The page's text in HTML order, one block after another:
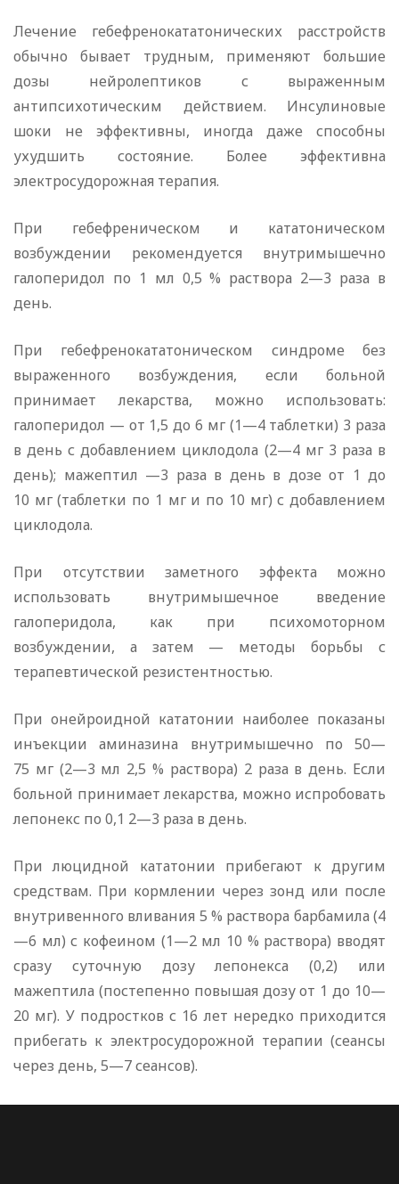
Лечение гебефренокататонических расстройств
обычно бывает трудным, применяют большие
дозы нейролептиков с выраженным
антипсихотическим действием. Инсулиновые
шоки не эффективны, иногда даже способны
ухудшить состояние. Более эффективна
электросудорожная терапия.
При гебефреническом и кататоническом
возбуждении рекомендуется внутримышечно
галоперидол по 1 мл 0,5 % раствора 2—3 раза в
день.
При гебефренокататоническом синдроме без
выраженного возбуждения, если больной
принимает лекарства, можно использовать:
галоперидол — от 1,5 до 6 мг (1—4 таблетки) 3 раза
в день с добавлением циклодола (2—4 мг 3 раза в
день); мажептил —3 раза в день в дозе от 1 до
10 мг (таблетки по 1 мг и по 10 мг) с добавлением
циклодола.
При отсутствии заметного эффекта можно
использовать внутримышечное введение
галоперидола, как при психомоторном
возбуждении, а затем — методы борьбы с
терапевтической резистентностью.
При онейроидной кататонии наиболее показаны
инъекции аминазина внутримышечно по 50—
75 мг (2—3 мл 2,5 % раствора) 2 раза в день. Если
больной принимает лекарства, можно испробовать
лепонекс по 0,1 2—3 раза в день.
При люцидной кататонии прибегают к другим
средствам. При кормлении через зонд или после
внутривенного вливания 5 % раствора барбамила (4
—6 мл) с кофеином (1—2 мл 10 % раствора) вводят
сразу суточную дозу лепонекса (0,2) или
мажептила (постепенно повышая дозу от 1 до 10—
20 мг). У подростков с 16 лет нередко приходится
прибегать к электросудорожной терапии (сеансы
через день, 5—7 сеансов).